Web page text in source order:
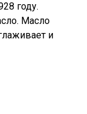
году.
Масло
и